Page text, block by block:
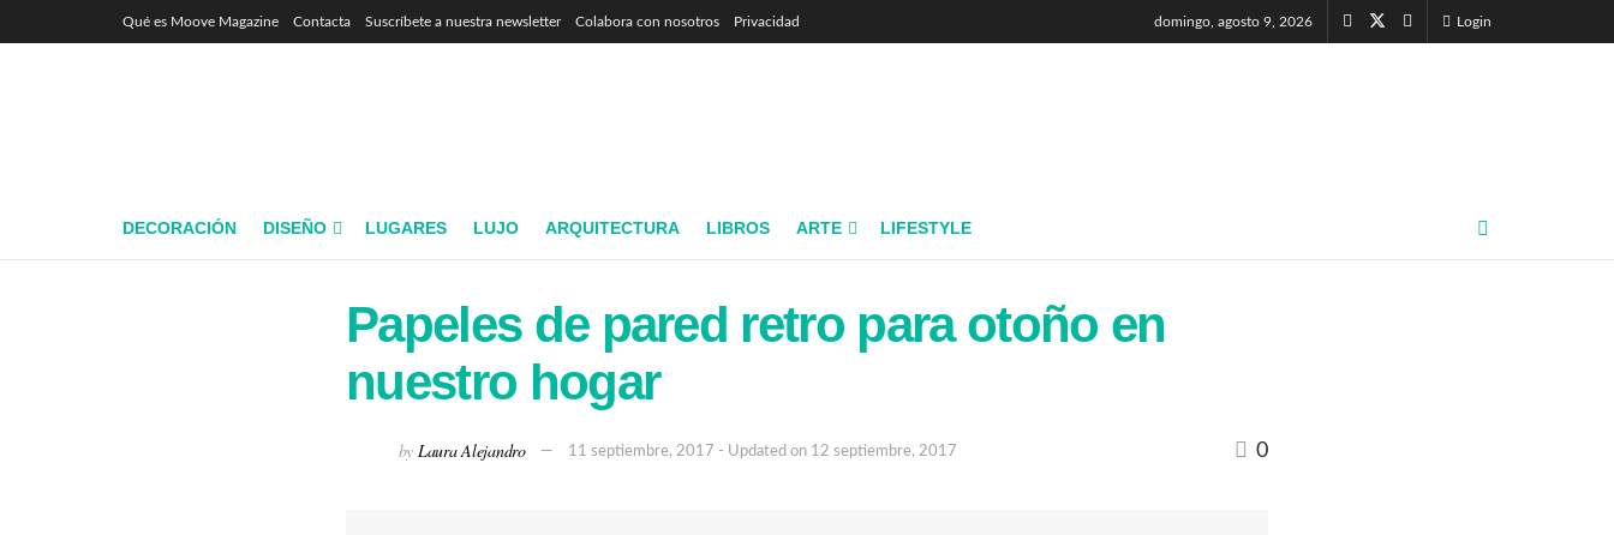
Qué es Moove Magazine Contacta Suscríbete a nuestra newsletter Colabora con nosotros Privacidad domingo, agosto 9, 2026 Login
DECORACIÓN DISEÑO LUGARES LUJO ARQUITECTURA LIBROS ARTE LIFESTYLE
Papeles de pared retro para otoño en
nuestro hogar
by Laura Alejandro 11 septiembre, 2017 - Updated on 12 septiembre, 2017 0